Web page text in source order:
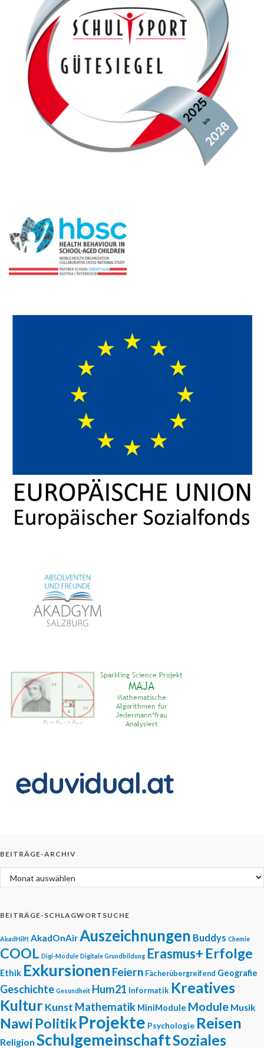
BEITRÄGE-ARCHIV
Beiträge-Archiv
BEITRÄGE-SCHLAGWORTSUCHE
AkadHilft AkadOnAir Auszeichnungen Buddys Chemie
COOL Digi-Module Digitale Grundbildung Erasmus+ Erfolge
Ethik Exkursionen Feiern Fächerübergreifend Geografie
Geschichte Gesundheit Hum21 Informatik Kreatives
KulturKunst Mathematik MiniModule Module Musik
Nawi PolitikProjekte Psychologie Reisen
Religion SchulgemeinschaftSoziales